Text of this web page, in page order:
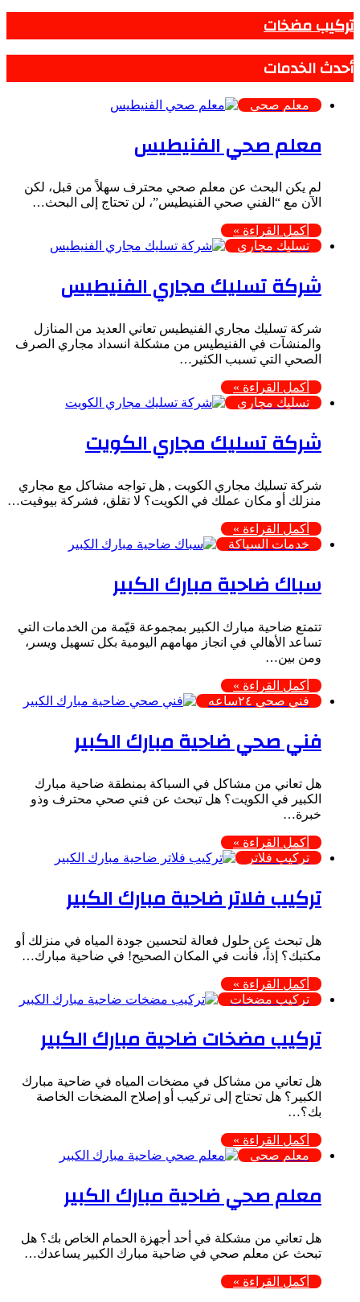
تركيب مضخات
أحدث الخدمات
معلم صحي
معلم صحي الفنيطيس
لم يكن البحث عن معلم صحي محترف سهلاً من قبل، لكن
الآن مع “الفني صحي الفنيطيس”، لن تحتاج إلى البحث…
أكمل القراءة »
تسليك مجاري
شركة تسليك مجاري الفنيطيس
شركة تسليك مجاري الفنيطيس تعاني العديد من المنازل
والمنشآت في الفنيطيس من مشكلة انسداد مجاري الصرف
الصحي التي تسبب الكثير…
أكمل القراءة »
تسليك مجاري
شركة تسليك مجاري الكويت
شركة تسليك مجاري الكويت , هل تواجه مشاكل مع مجاري
منزلك أو مكان عملك في الكويت؟ لا تقلق، فشركة بيوفيت…
أكمل القراءة »
خدمات السباكة
سباك ضاحية مبارك الكبير
تتمتع ضاحية مبارك الكبير بمجموعة قيّمة من الخدمات التي
تساعد الأهالي في انجاز مهامهم اليومية بكل تسهيل ويسر،
ومن بين…
أكمل القراءة »
فني صحي ٢٤ساعه
فني صحي ضاحية مبارك الكبير
هل تعاني من مشاكل في السباكة بمنطقة ضاحية مبارك
الكبير في الكويت؟ هل تبحث عن فني صحي محترف وذو
خبرة…
أكمل القراءة »
تركيب فلاتر
تركيب فلاتر ضاحية مبارك الكبير
هل تبحث عن حلول فعالة لتحسين جودة المياه في منزلك أو
مكتبك؟ إذاً، فأنت في المكان الصحيح! في ضاحية مبارك…
أكمل القراءة »
تركيب مضخات
تركيب مضخات ضاحية مبارك الكبير
هل تعاني من مشاكل في مضخات المياه في ضاحية مبارك
الكبير؟ هل تحتاج إلى تركيب أو إصلاح المضخات الخاصة
بك؟…
أكمل القراءة »
معلم صحي
معلم صحي ضاحية مبارك الكبير
هل تعاني من مشكلة في أحد أجهزة الحمام الخاص بك؟ هل
تبحث عن معلم صحي في ضاحية مبارك الكبير يساعدك…
أكمل القراءة »